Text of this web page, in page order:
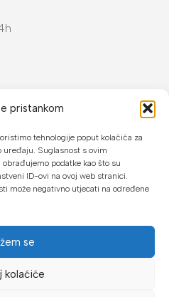
pristankom
tehnologije poput kolačića za
Suglasnost s ovim
podatke kao što su
ID-ovi na ovoj web stranici.
može negativno utjecati na određene
se
kolaćiće
ili do 24 rate
internet bankarstvom
Proalat.ba